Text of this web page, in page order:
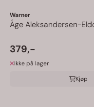
Warner
Åge Aleksandersen-
379,-
Ikke på lager
Kjøp